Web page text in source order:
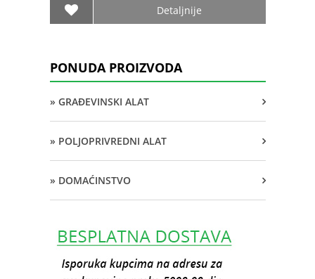
Detaljnije
PONUDA PROIZVODA
» GRAĐEVINSKI ALAT
» POLJOPRIVREDNI ALAT
» DOMAĆINSTVO